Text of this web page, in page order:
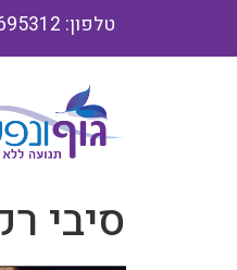
טלפון: 052-3695312
סיבי